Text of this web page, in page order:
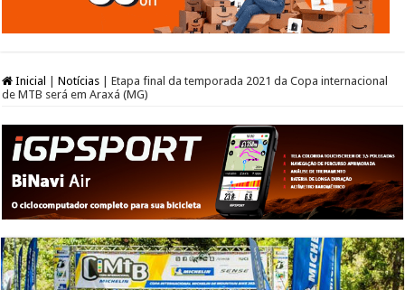
Inicial Notícias
Etapa final da temporada 2021 da Copa internacional
de MTB será em Araxá (MG)